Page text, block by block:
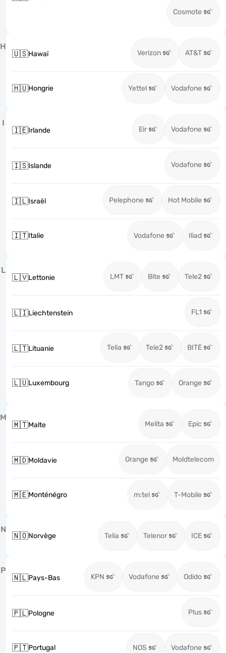
Cosmote
H
🇺🇸Hawaï Verizon AT&T
🇭🇺Hongrie Yettel Vodafone
I
🇮🇪Irlande Eir Vodafone
🇮🇸Islande Vodafone
🇮🇱Israël Pelephone Hot Mobile
🇮🇹Italie Vodafone Iliad
L
🇱🇻Lettonie LMT Bite Tele2
🇱🇮Liechtenstein FL1
🇱🇹Lituanie Telia Tele2 BITĖ
🇱🇺Luxembourg Tango Orange
M
🇲🇹Malte Melita Epic
🇲🇩Moldavie Orange Moldtelecom
🇲🇪Monténégro m:tel T-Mobile
N
🇳🇴Norvège Telia Telenor ICE
P
🇳🇱Pays-Bas KPN Vodafone Odido
🇵🇱Pologne Plus
🇵🇹Portugal NOS Vodafone